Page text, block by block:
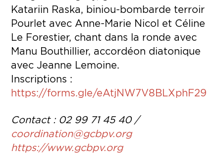
Katariin Raska, biniou-bombarde terroir
Pourlet avec Anne-Marie Nicol et Céline
Le Forestier, chant dans la ronde avec
Manu Bouthillier, accordéon diatonique
avec Jeanne Lemoine.
Inscriptions :
https://forms.gle/eAtjNW7V8BLXphF29
Contact : 02 99 71 45 40 /
coordination@gcbpv.org
https://www.gcbpv.org